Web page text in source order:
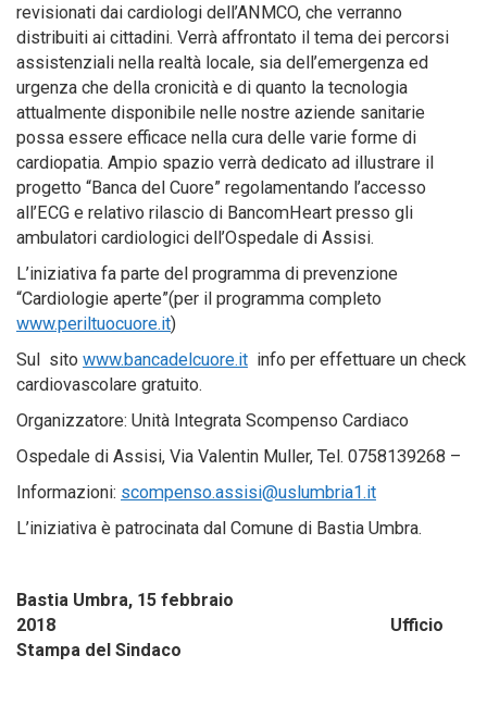
revisionati dai cardiologi dell’ANMCO, che verranno
distribuiti ai cittadini. Verrà affrontato il tema dei percorsi
assistenziali nella realtà locale, sia dell’emergenza ed
urgenza che della cronicità e di quanto la tecnologia
attualmente disponibile nelle nostre aziende sanitarie
possa essere efficace nella cura delle varie forme di
cardiopatia. Ampio spazio verrà dedicato ad illustrare il
progetto “Banca del Cuore” regolamentando l’accesso
all’ECG e relativo rilascio di BancomHeart presso gli
ambulatori cardiologici dell’Ospedale di Assisi.
L’iniziativa fa parte del programma di prevenzione
“Cardiologie aperte”(per il programma completo
www.periltuocuore.it)
Sul sito www.bancadelcuore.it info per effettuare un check
cardiovascolare gratuito.
Organizzatore: Unità Integrata Scompenso Cardiaco
Ospedale di Assisi, Via Valentin Muller, Tel. 0758139268 –
Informazioni: scompenso.assisi@uslumbria1.it
L’iniziativa è patrocinata dal Comune di Bastia Umbra.
Bastia Umbra, 15 febbraio
2018 Ufficio
Stampa del Sindaco